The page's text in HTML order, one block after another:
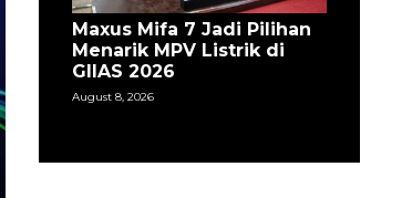
Maxus Mifa 7 Jadi Pilihan
Menarik MPV Listrik di
GIIAS 2026
August 8, 2026